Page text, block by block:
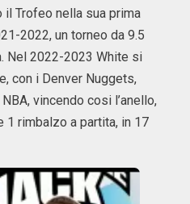
il Trofeo nella sua prima
2022, un torneo da 9.5
Nel 2022-2023 White si
con i Denver Nuggets,
vincendo cosi l’anello,
1 rimbalzo a partita, in 17